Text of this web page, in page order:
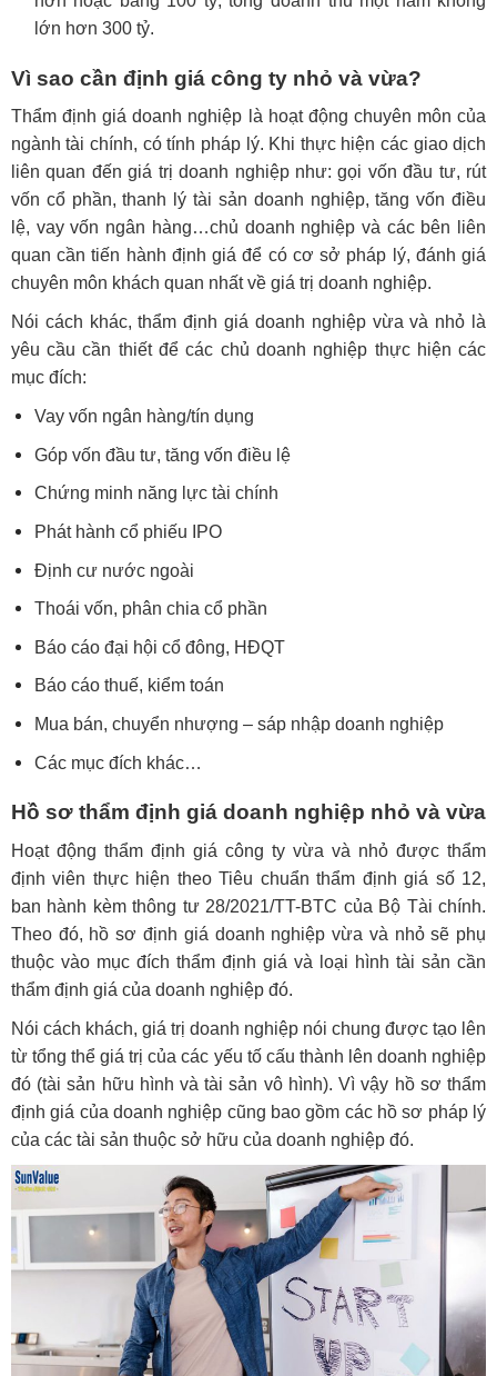
lớn hơn 300 tỷ.
Vì sao cần định giá công ty nhỏ và vừa?
Thẩm định giá doanh nghiệp là hoạt động chuyên môn của
ngành tài chính, có tính pháp lý. Khi thực hiện các giao dịch
liên quan đến giá trị doanh nghiệp như: gọi vốn đầu tư, rút
vốn cổ phần, thanh lý tài sản doanh nghiệp, tăng vốn điều
lệ, vay vốn ngân hàng…chủ doanh nghiệp và các bên liên
quan cần tiến hành định giá để có cơ sở pháp lý, đánh giá
chuyên môn khách quan nhất về giá trị doanh nghiệp.
Nói cách khác, thẩm định giá doanh nghiệp vừa và nhỏ là
yêu cầu cần thiết để các chủ doanh nghiệp thực hiện các
mục đích:
Vay vốn ngân hàng/tín dụng
Góp vốn đầu tư, tăng vốn điều lệ
Chứng minh năng lực tài chính
Phát hành cổ phiếu IPO
Định cư nước ngoài
Thoái vốn, phân chia cổ phần
Báo cáo đại hội cổ đông, HĐQT
Báo cáo thuế, kiểm toán
Mua bán, chuyển nhượng – sáp nhập doanh nghiệp
Các mục đích khác…
Hồ sơ thẩm định giá doanh nghiệp nhỏ và vừa
Hoạt động thẩm định giá công ty vừa và nhỏ được thẩm
định viên thực hiện theo Tiêu chuẩn thẩm định giá số 12,
ban hành kèm thông tư 28/2021/TT-BTC của Bộ Tài chính.
Theo đó, hồ sơ định giá doanh nghiệp vừa và nhỏ sẽ phụ
thuộc vào mục đích thẩm định giá và loại hình tài sản cần
thẩm định giá của doanh nghiệp đó.
Nói cách khách, giá trị doanh nghiệp nói chung được tạo lên
từ tổng thể giá trị của các yếu tố cấu thành lên doanh nghiệp
đó (tài sản hữu hình và tài sản vô hình). Vì vậy hồ sơ thẩm
định giá của doanh nghiệp cũng bao gồm các hồ sơ pháp lý
của các tài sản thuộc sở hữu của doanh nghiệp đó.